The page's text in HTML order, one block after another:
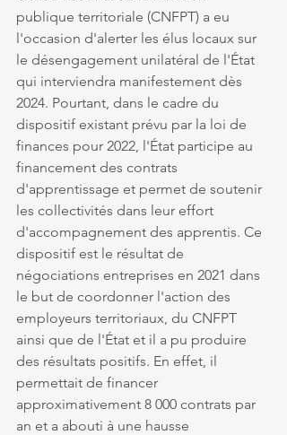
publique territoriale (CNFPT) a eu
l'occasion d'alerter les élus locaux sur
le désengagement unilatéral de l'État
qui interviendra manifestement dès
2024. Pourtant, dans le cadre du
dispositif existant prévu par la loi de
finances pour 2022, l'État participe au
financement des contrats
d'apprentissage et permet de soutenir
les collectivités dans leur effort
d'accompagnement des apprentis. Ce
dispositif est le résultat de
négociations entreprises en 2021 dans
le but de coordonner l'action des
employeurs territoriaux, du CNFPT
ainsi que de l'État et il a pu produire
des résultats positifs. En effet, il
permettait de financer
approximativement 8 000 contrats par
an et a abouti à une hausse